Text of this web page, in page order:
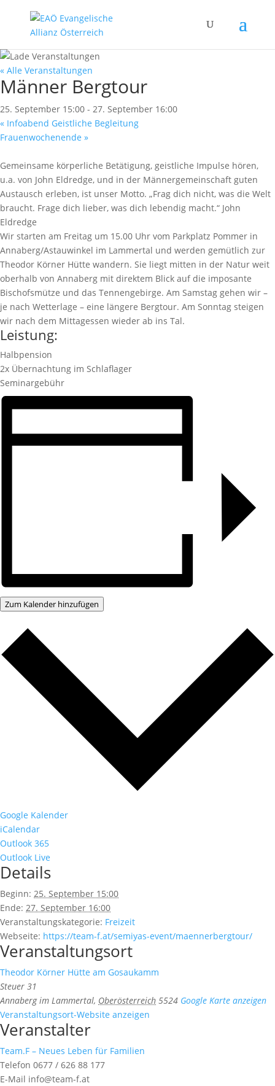
« Alle Veranstaltungen
Männer Bergtour
25. September 15:00 - 27. September 16:00
« Infoabend Geistliche Begleitung
Frauenwochenende »
Gemeinsame körperliche Betätigung, geistliche Impulse hören,
u.a. von John Eldredge, und in der Männergemeinschaft guten
Austausch erleben, ist unser Motto. „Frag dich nicht, was die Welt
braucht. Frage dich lieber, was dich lebendig macht.“ John
Eldredge
Wir starten am Freitag um 15.00 Uhr vom Parkplatz Pommer in
Annaberg/Astauwinkel im Lammertal und werden gemütlich zur
Theodor Körner Hütte wandern. Sie liegt mitten in der Natur weit
oberhalb von Annaberg mit direktem Blick auf die imposante
Bischofsmütze und das Tennengebirge. Am Samstag gehen wir –
je nach Wetterlage – eine längere Bergtour. Am Sonntag steigen
wir nach dem Mittagessen wieder ab ins Tal.
Leistung:
Halbpension
2x Übernachtung im Schlaflager
Seminargebühr
Zum Kalender hinzufügen
Google Kalender
iCalendar
Outlook 365
Outlook Live
Details
Beginn: 25. September 15:00
Ende: 27. September 16:00
Veranstaltungskategorie: Freizeit
Webseite: https://team-f.at/semiyas-event/maennerbergtour/
Veranstaltungsort
Theodor Körner Hütte am Gosaukamm
Steuer 31
Annaberg im Lammertal, Oberösterreich 5524 Google Karte anzeigen
Veranstaltungsort-Website anzeigen
Veranstalter
Team.F – Neues Leben für Familien
Telefon 0677 / 626 88 177
E-Mail info@team-f.at